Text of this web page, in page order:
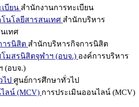
บียน สำนักงานการทะเบียน
นโลยีสารสนเทศ สำนักบริหาร
เทศ
ารนิสิต สำนักบริหารกิจการนิสิต
มสรนิสิตจุฬาฯ (อบจ.) องค์การบริหาร
(อบจ.)
ป ศูนย์การศึกษาทั่วไป
ลน์ (MCV) การประเมินออนไลน์ (MCV)